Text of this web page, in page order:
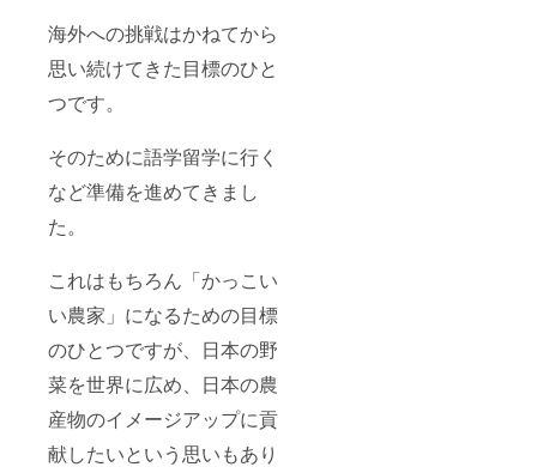
海外への挑戦はかねてから
思い続けてきた目標のひと
つです。
そのために語学留学に行く
など準備を進めてきまし
た。
これはもちろん「かっこい
い農家」になるための目標
のひとつですが、日本の野
菜を世界に広め、日本の農
産物のイメージアップに貢
献したいという思いもあり